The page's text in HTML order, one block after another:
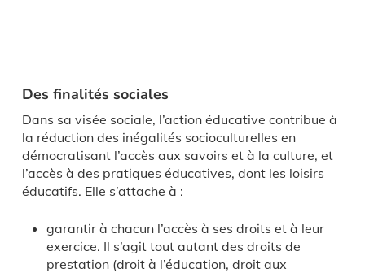
Des finalités sociales
Dans sa visée sociale, l’action éducative contribue à
la réduction des inégalités socioculturelles en
démocratisant l’accès aux savoirs et à la culture, et
l’accès à des pratiques éducatives, dont les loisirs
éducatifs. Elle s’attache à :
garantir à chacun l’accès à ses droits et à leur
exercice. Il s’agit tout autant des droits de
prestation (droit à l’éducation, droit aux